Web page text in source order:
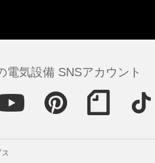
電気設備 SNSアカウント